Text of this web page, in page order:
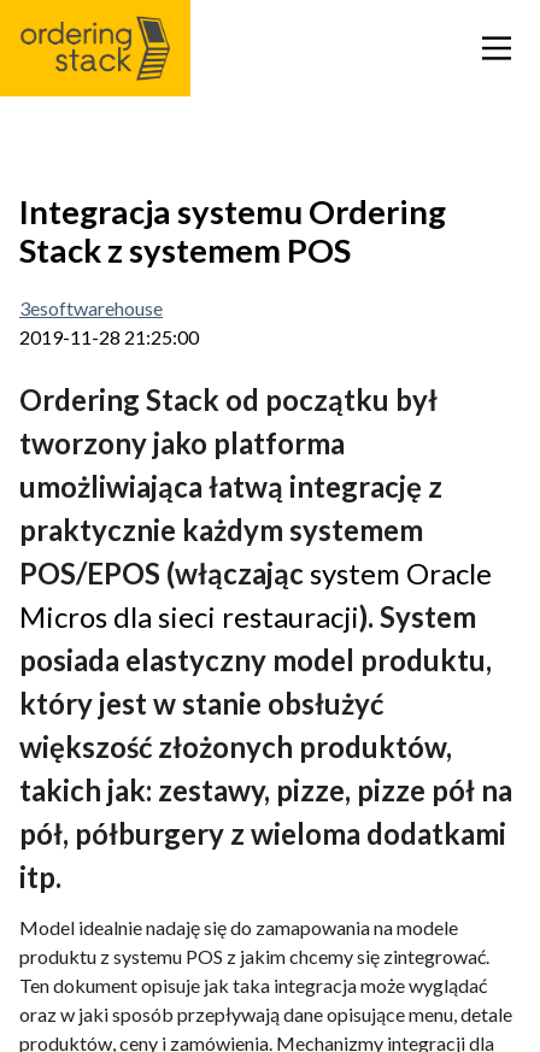
Case Study
Cennik
Blog
Kontakt
Polski
PL
Deutch
Integracja systemu Ordering
Stack z systemem POS
3esoftwarehouse
2019-11-28 21:25:00
Ordering Stack od początku był
tworzony jako platforma
umożliwiająca łatwą integrację z
praktycznie każdym systemem
POS/EPOS (włączającsystem Oracle
Micros dla sieci restauracji). System
posiada elastyczny model produktu,
który jest w stanie obsłużyć
większość złożonych produktów,
takich jak: zestawy, pizze, pizze pół na
pół, półburgery z wieloma dodatkami
itp.
Model idealnie nadaję się do zamapowania na modele
produktu z systemu POS z jakim chcemy się zintegrować.
Ten dokument opisuje jak taka integracja może wyglądać
oraz w jaki sposób przepływają dane opisujące menu, detale
produktów, ceny i zamówienia. Mechanizmy integracji dla